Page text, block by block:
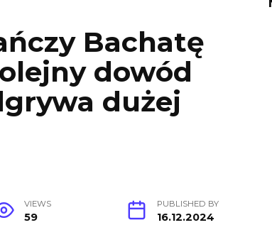
Bachatę
dowód
dużej
VIEWS
59
PUBLISHED BY
16.12.2024